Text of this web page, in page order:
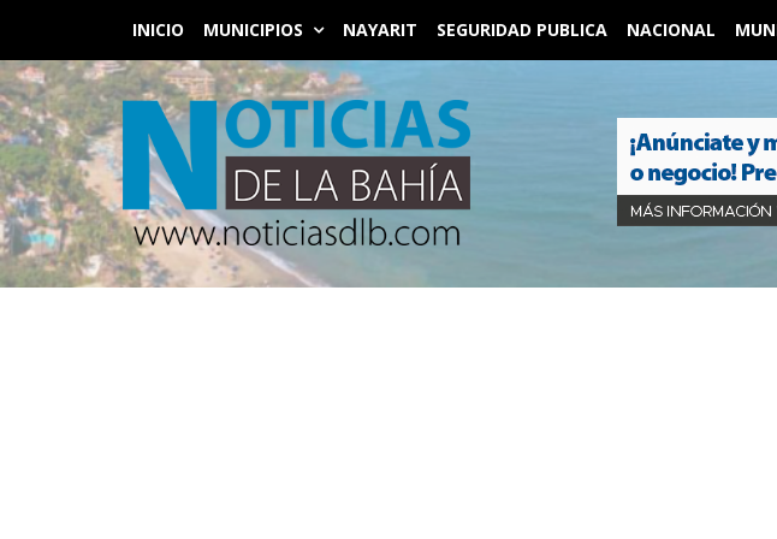
INICIO MUNICIPIOS NAYARIT SEGURIDAD PUBLICA NACIONAL